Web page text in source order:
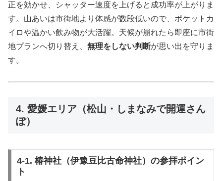
正を効かせ、シャッター速度を上げると成功率が上がりま
す。山あいは市街地より体感が数段低いので、ポケットカ
イロや温かい飲み物が大活躍。天候が崩れたら即座に市街
地プランへ切り替え、 無理をしない判断が思い出を守りま
す。
4. 愛媛エリア（松山・しまなみで開運さん
ぽ）
4-1. 椿神社（伊豫豆比古命神社）の参拝ポイン
ト